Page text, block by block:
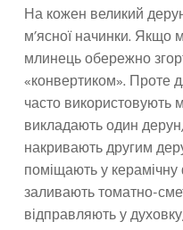
На кожен великий
м’ясної начинки. Якщо
млинець обережно
«конвертиком». Проте
часто використовують
викладають один
накривають другим
поміщають у
заливають томатно-
відправляють у